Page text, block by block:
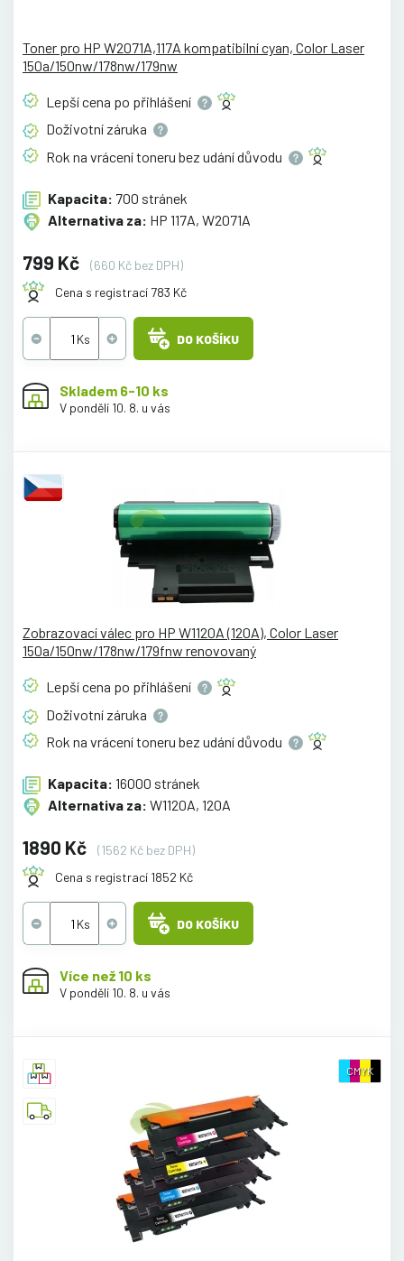
Toner pro HP W2071A,117A kompatibilní cyan, Color Laser
150a/150nw/178nw/179nw
Lepší cena po přihlášení
Doživotní záruka
Rok na vrácení toneru bez udánídůvodu
Kapacita: 700 stránek
Alternativa za: HP 117A, W2071A
799 Kč
(660 Kč bez DPH)
Cena s registrací 783 Kč
DO KOŠÍKU
Skladem 6-10 ks
V pondělí 10. 8. u vás
Zobrazovací válec pro HP W1120A (120A), Color Laser
150a/150nw/178nw/179fnw renovovaný
Lepší cena po přihlášení
Doživotní záruka
Rok na vrácení toneru bez udánídůvodu
Kapacita: 16000 stránek
Alternativa za: W1120A, 120A
1890 Kč
(1562 Kč bez DPH)
Cena s registrací 1852 Kč
DO KOŠÍKU
Více než 10 ks
V pondělí 10. 8. u vás
CMYK